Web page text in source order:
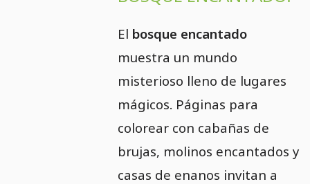
El bosque encantado
muestra un mundo
misterioso lleno de lugares
mágicos. Páginas para
colorear con cabañas de
brujas, molinos encantados y
casas de enanos invitan a